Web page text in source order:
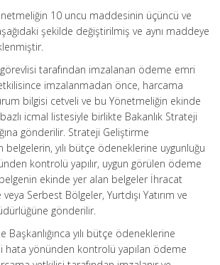
10 uncu maddesinin üçüncü ve
şekilde değiştirilmiş ve aynı maddeye
tarafından imzalanan ödeme emri
imzalanmadan önce, harcama
bilgisi cetveli ve bu Yönetmeliğin ekinde
icmal listesiyle birlikte Bakanlık Strateji
gönderilir. Strateji Geliştirme
belgelerin, yılı bütçe ödeneklerine uygunluğu
kontrolü yapılır, uygun görülen ödeme
ekinde yer alan belgeler İhracat
Serbest Bölgeler, Yurtdışı Yatırım ve
gönderilir.
Başkanlığınca yılı bütçe ödeneklerine
hata yönünden kontrolü yapılan ödeme